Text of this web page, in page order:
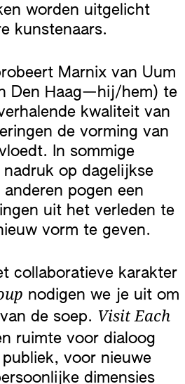
worden uitgelicht
kunstenaars.
Marnix van Uum
Den Haag—hij/hem) te
kwaliteit van
de vorming van
In sommige
op dagelijkse
pogen een
uit het verleden te
vorm te geven.
collaboratieve karakter
nodigen we je uit om
de soep. Visit Each
ruimte voor dialoog
voor nieuwe
dimensies